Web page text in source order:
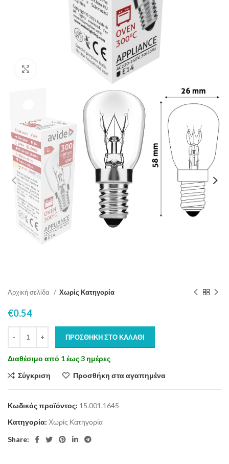
Αρχική σελίδα Χωρίς Κατηγορία
€0.54
ΠΡΟΣΘΉΚΗ ΣΤΟ ΚΑΛΆΘΙ
Διαθέσιμο από 1 έως 3 ημέρες
Σύγκριση
Προσθήκη στα αγαπημένα
Κωδικός προϊόντος: 15.001.1645
Κατηγορία: Χωρίς Κατηγορία
Share: